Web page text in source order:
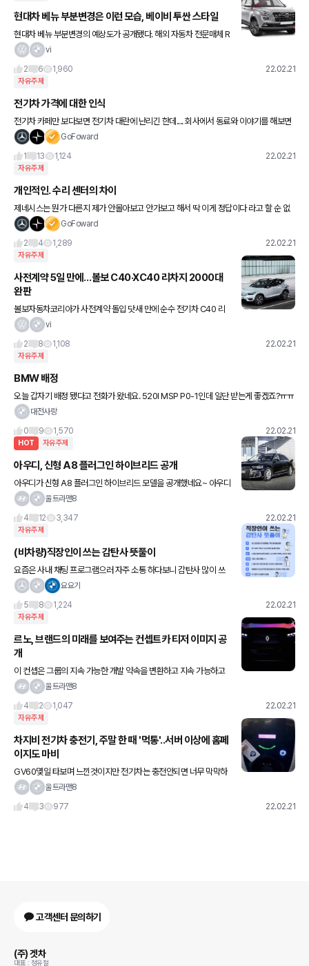
현대차 베뉴 부분변경은 이런 모습, 베이비 투싼 스타일
현대차 베뉴 부분변경의 예상도가 공개됐다. 해외 자동차 전문매체 R
ushlane에 게재된 예상도는 최근 인도에서 포착된 베뉴 부분변경
vi
2
6 1,960 22.02.21
자유주제
전기차 가격에 대한 인식
전기차 카페만 보다보면 전기차 대란에 난리긴 한데.... 회사에서 동료와 이야기를 해보면
본인은 그렌저 하브/ 제네시스 g80 고민중인데 그것도 가격대가 만만치 않다 는 이야기
GoFoward
1
13 1,124 22.02.21
자유주제
개인적인. 수리 센터의 차이
제네시스는 뭔가 다른지 제가 안몰아보고 안가보고 해서 딱 이게 정답이다 라고 할 순 없
겠습니다만........ 쉐보레/르삼/현차 몰아봤고 아우디/벤츠 몰아봤는데요(지금도 몰고 있
GoFoward
2
4 1,289 22.02.21
자유주제
사전계약 5일 만에…볼보 C40·XC40 리차지 2000대
완판
볼보자동차코리아가 사전계약 돌입 닷새 만에 순수 전기차 C40 리
차지 1500대와 XC40 리차지 500대가 모두 완판됐다고 21일 밝혔
vi
2
8 1,108 22.02.21
자유주제
BMW 배정
오늘 갑자기 배정 됐다고 전화가 왔네요. 520I MSP P0-1인데 일단 받는게 좋겠죠?ㅠㅠ
대전사랑
0
9 1,570 22.02.21
HOT 자유주제
아우디, 신형 A8 플러그인 하이브리드 공개
아우디가 신형 A8 플러그인 하이브리드 모델을 공개했네요~ 아우디
의 플러그인 하이브리드 시스템은 직분사 가솔린 터보 엔진을 기반으
울트라맨8
4
12 3,347 22.02.21
자유주제
(비차량)직장인이 쓰는 감탄사 뜻풀이
요즘은 사내 채팅 프로그램으러 자주 소통 하다보니 감탄사 많이 쓰
는데 ㅋㅋ 참고 해야 겠네요
요요기
5
8 1,224 22.02.21
자유주제
르노, 브랜드의 미래를 보여주는 컨셉트카 티저 이미지 공
개
이 컨셉은 그룹의 지속 가능한 개발 약속을 변환하고 지속 가능하고
안전하며 포괄적인 모빌리티를 위한 르노 브랜드의 해석이라고 하는
울트라맨8
4
2 1,047 22.02.21
자유주제
차지비 전기차 충전기, 주말 한 때 '먹통'..서버 이상에 홈페
이지도 마비
GV60몇일 타보며 느낀것이지만 전기차는 충전안되면 너무 막막하
던데 차주분들 당황들 많이하셨겠는데요...?
울트라맨8
4
3 977 22.02.21
고객센터 문의하기
(주) 겟차
대표 : 정유철